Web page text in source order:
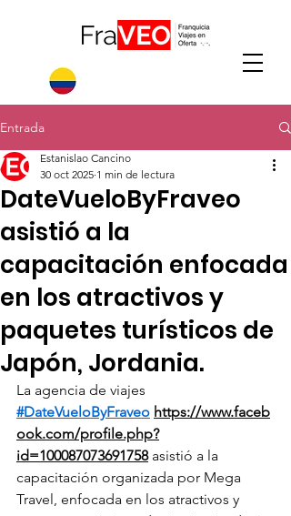
Entrada
DateVueloByFraveo
asistió a la
capacitación enfocada
en los atractivos y
paquetes turísticos de
Japón, Jordania.
Estanislao Cancino
30 oct 2025 1 min de lectura
La agencia de viajes
#DateVueloByFraveo https://www.faceb
ook.com/profile.php?
id=100087073691758 asistió a la
capacitación organizada por Mega
Travel, enfocada en los atractivos y